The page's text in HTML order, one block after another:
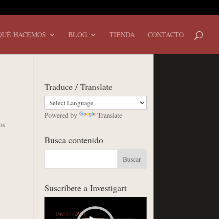
HACEMOS BLOG TIENDA CONTACTO
Traduce / Translate
Powered by Translate
Busca contenido
Suscríbete a Investigart